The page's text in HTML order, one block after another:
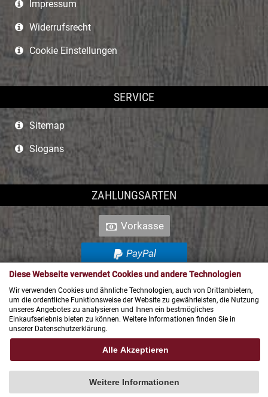
Impressum
Widerrufsrecht
Cookie Einstellungen
SERVICE
Sitemap
Slogans
ZAHLUNGSARTEN
Vorkasse
PayPal
SEPA
UNSERE VERTRIEBSPARTNER
DHL Deutsche Post
Diese Webseite verwendet Cookies und andere Technologien
Wir verwenden Cookies und ähnliche Technologien, auch von Drittanbietern,
um die ordentliche Funktionsweise der Website zu gewährleisten, die Nutzung
unseres Angebotes zu analysieren und Ihnen ein bestmögliches
Einkaufserlebnis bieten zu können. Weitere Informationen finden Sie in
unserer Datenschutzerklärung.
Alle Akzeptieren
Weitere Informationen